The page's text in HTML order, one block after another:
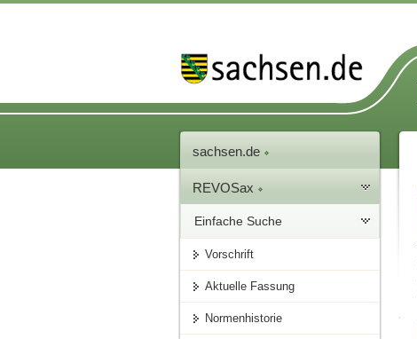
sachsen.de
REVOSax
Einfache Suche
Vorschrift
Aktuelle Fassung
Normenhistorie